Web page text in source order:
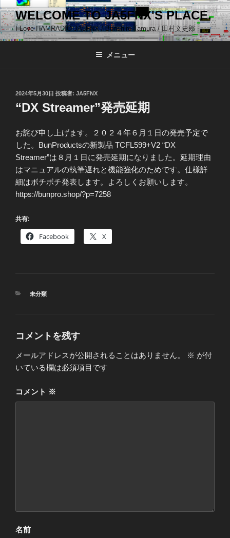
コ
ン
テ
ン
WELCOME TO JA5FNX'S PLACE.
I Love HAMRADIO JA5FNX / Bunshiro Tamura / 田村文史郎
メニュー
投
稿
日:
2024年5月30日 投稿者: JA5FNX
“DX Streamer”発売延期
お詫び申し上げます。２０２４年６月１日の発売予定で
した。BunProductsの新製品 TCFL599+V2 “DX
Streamer”は８月１日に発売延期になりました。延期理由
はマニュアルの執筆遅れと機能強化のためです。仕様詳
細はボチボチ発表します。よろしくお願いします。
https://bunpro.shop/?p=7258
共有:
Facebook X
カ
未分類
コメントを残す
メールアドレスが公開されることはありません。 ※ が付
いている欄は必須項目です
コメント ※
名前